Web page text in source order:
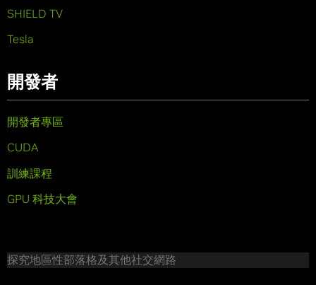
SHIELD TV
Tesla
開發者
開發者專區
CUDA
訓練課程
GPU 科技大會
探究地區性部落格及其他社交網路